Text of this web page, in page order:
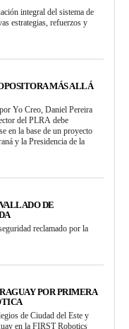
integral del sistema de
estrategias, refuerzos y
MÁS ALLÁ
Yo Creo, Daniel Pereira
del PLRA debe
en la base de un proyecto
y la Presidencia de la
DE
reclamado por la
POR PRIMERA
de Ciudad del Este y
en la FIRST Robotics